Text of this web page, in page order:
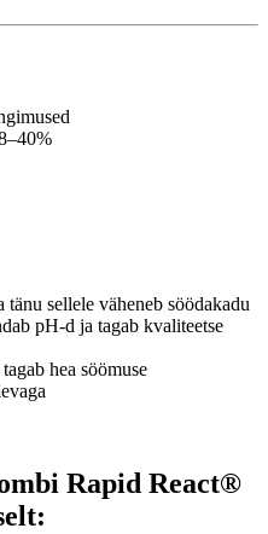
sellele väheneb söödakadu
pH-d ja tagab kvaliteetse
hea söömuse
Rapid React®